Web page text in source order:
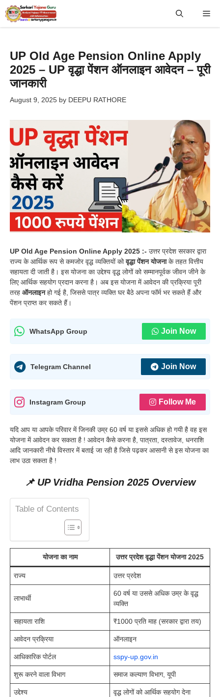
Skip
to
UP Old Age Pension Online Apply
2025 – UP वृद्धा पेंशन ऑनलाइन आवेदन – पूरी
जानकारी
August 9, 2025 by DEEPU RATHORE
UP Old Age Pension Online Apply 2025 :- उत्तर प्रदेश सरकार द्वारा
राज्य के आर्थिक रूप से कमजोर वृद्ध व्यक्तियों कोवृद्धा पेंशन योजनाके तहत वित्तीय
सहायता दी जाती है। इस योजना का उद्देश्य वृद्ध लोगों को सम्मानपूर्वक जीवन जीने के
लिए आर्थिक सहयोग प्रदान करना है। अब इस योजना में आवेदन की प्रक्रिया पूरी
तरह ऑनलाइनहो गई है, जिससे पात्र व्यक्ति घर बैठे अपना फॉर्म भर सकते हैं और
पेंशन प्राप्त कर सकते हैं।
WhatsApp Group Join Now
Telegram Channel Join Now
Instagram Group Follow Me
यदि आप या आपके परिवार में जिनकी उम्र 60 वर्ष या इससे अधिक हो गयी है वह इस
योजना में आवेदन कर सकता है ! आवेदन कैसे करना है, पात्रता, दस्तावेज, धनराशि
आदि जानकारी नीचे विस्तार में बताई जा रही है जिसे पढ़कर आसानी से इस योजना का
लाभ उठा सकता है !
📌 UP Vridha Pension 2025 Overview
Table of Contents
योजना का नाम उत्तर प्रदेश वृद्धा पेंशन योजना 2025
राज्य उत्तर प्रदेश
लाभार्थी
60 वर्ष या उससे अधिक उम्र के वृद्ध
व्यक्ति
सहायता राशि ₹1000 प्रति माह (सरकार द्वारा तय)
आवेदन प्रक्रिया ऑनलाइन
आधिकारिक पोर्टल sspy-up.gov.in
शुरू करने वाला विभाग समाज कल्याण विभाग, यूपी
उद्देश्य वृद्ध लोगों को आर्थिक सहयोग देना